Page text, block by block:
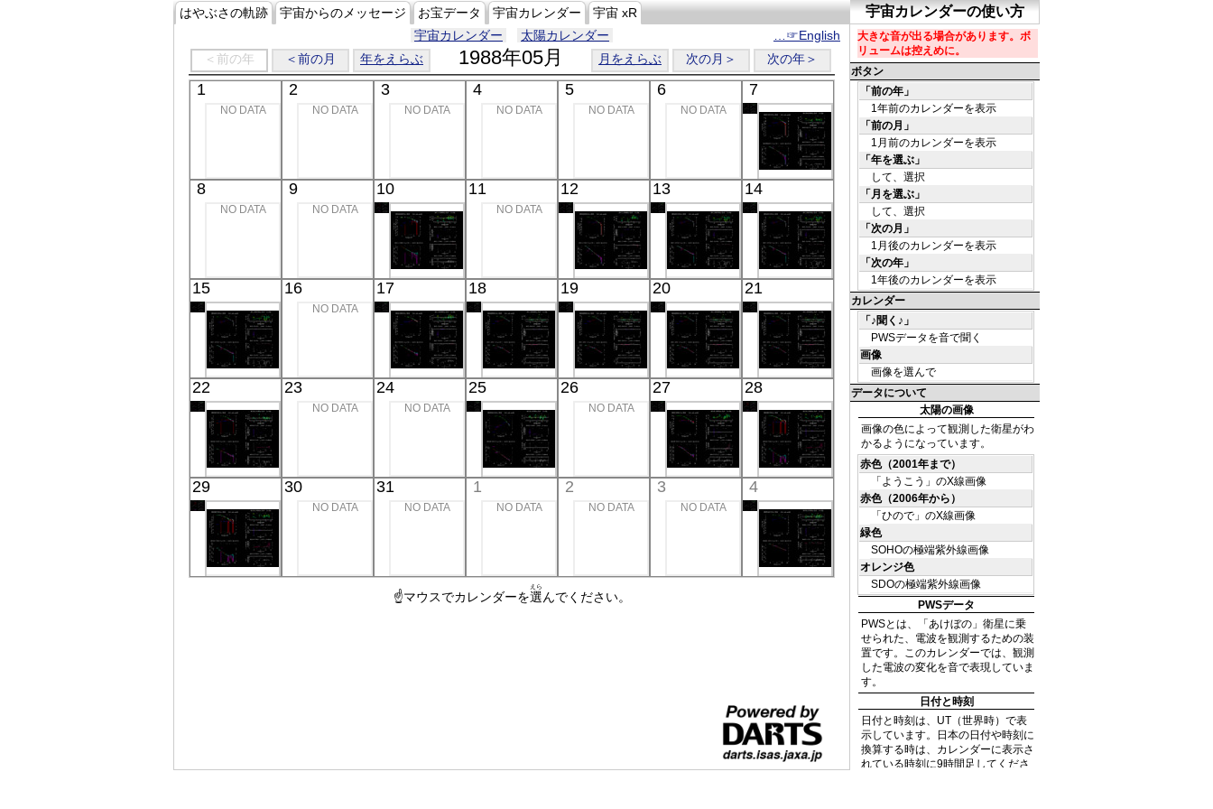
はやぶさの軌跡 宇宙からのメッセージ お宝データ 宇宙カレンダー
宇宙 xR
宇宙カレンダー
太陽カレンダー
…☞English
＜前の年
＜前の月 年をえらぶ 1988年05月 月をえらぶ 次の月＞ 次の年＞
1
NO DATA
2
NO DATA
3
NO DATA
4
NO DATA
5
NO DATA
6
NO DATA
7
8
NO DATA
9
NO DATA
10 11
NO DATA
12 13 14
15 16
NO DATA
17 18 19 20 21
22 23
NO DATA
24
NO DATA
25 26
NO DATA
27 28
29 30
NO DATA
31
NO DATA
1
NO DATA
2
NO DATA
3
NO DATA
4
☝マウスでカレンダーを選
えら
んでください。